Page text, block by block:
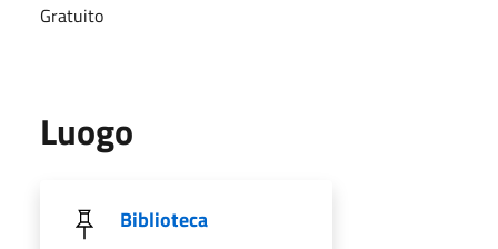
Gratuito
Luogo
Biblioteca